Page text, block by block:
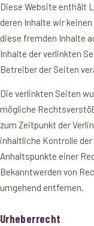
Diese Website enthält
deren Inhalte wir
diese fremden Inhalte
Inhalte der verlinkten
Betreiber der Seiten
Die verlinkten Seiten
mögliche
zum Zeitpunkt der
inhaltliche Kontrolle
Anhaltspunkte einer
Bekanntwerden von
umgehend entfernen.
Urheberrecht